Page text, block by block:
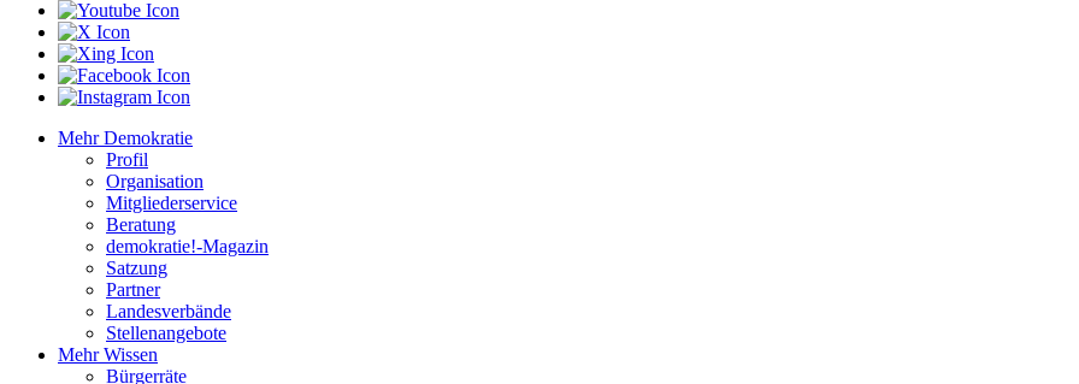
Mehr Demokratie
Profil
Organisation
Mitgliederservice
Beratung
demokratie!-Magazin
Satzung
Partner
Landesverbände
Stellenangebote
Mehr Wissen
Bürgerräte